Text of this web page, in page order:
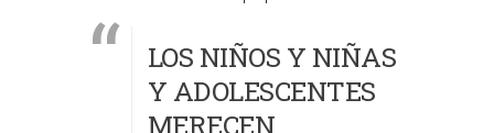
LOS NIÑOS Y NIÑAS
Y ADOLESCENTES
MERECEN